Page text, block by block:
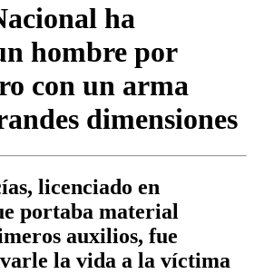
ha
hombre por
con un arma
dimensiones
licenciado en
portaba material
auxilios, fue
la vida a la víctima